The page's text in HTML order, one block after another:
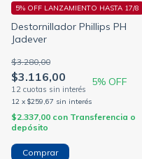
Destornillador Phillips PH
Jadever
$3.116,00
$3.280,00
5% OFF
12 x $259,67 sin interés
5% OFF LANZAMIENTO HASTA 17/8
$2.337,00 con Transferencia o
depósito
Comprar